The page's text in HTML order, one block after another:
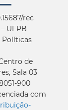
rec
UFPB
Políticas
de
Sala 03
900
com